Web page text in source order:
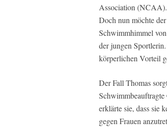
Association
Doch nun möchte
Schwimmhimmel
der jungen
körperlichen Vorteil
Der Fall Thomas
erklärte sie, dass sie
gegen Frauen